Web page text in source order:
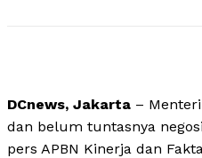
DCnews, Jakarta –
dan belum tuntasnya
pers APBN Kinerja dan